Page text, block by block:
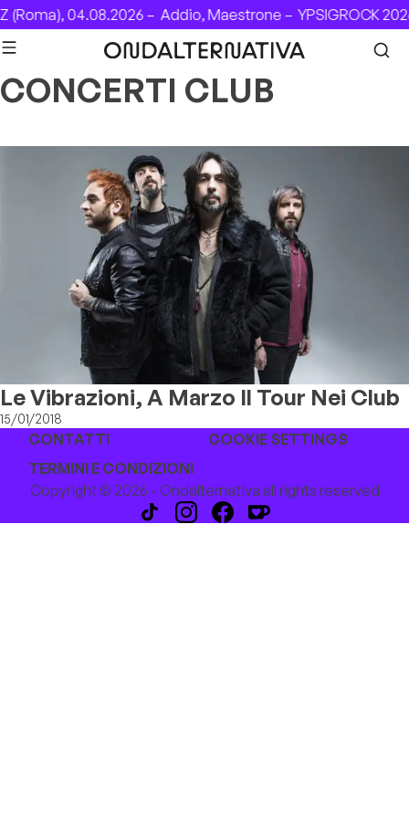
Skip to content
(Roma), 04.08.2026 – Addio, Maestrone – YPSIGROCK
CONCERTI CLUB
Le Vibrazioni, A Marzo Il Tour Nei Club
15/01/2018
CONTATTI
COOKIE SETTINGS
TERMINI E CONDIZIONI
Copyright © 2026 - Ondalternativa all rights reserved